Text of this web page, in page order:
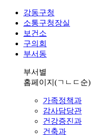
강동구청
소통구청장실
보건소
구의회
부서동
부서별
홈페이지 (ㄱㄴㄷ순)
가족정책과
감사담당관
건강증진과
건축과